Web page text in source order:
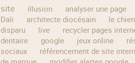
site
illusion analyser une page
Dali
architecte diocésain
le
disparu
live recycler pages
dentaire
google jeux online
sociaux
référencement de site